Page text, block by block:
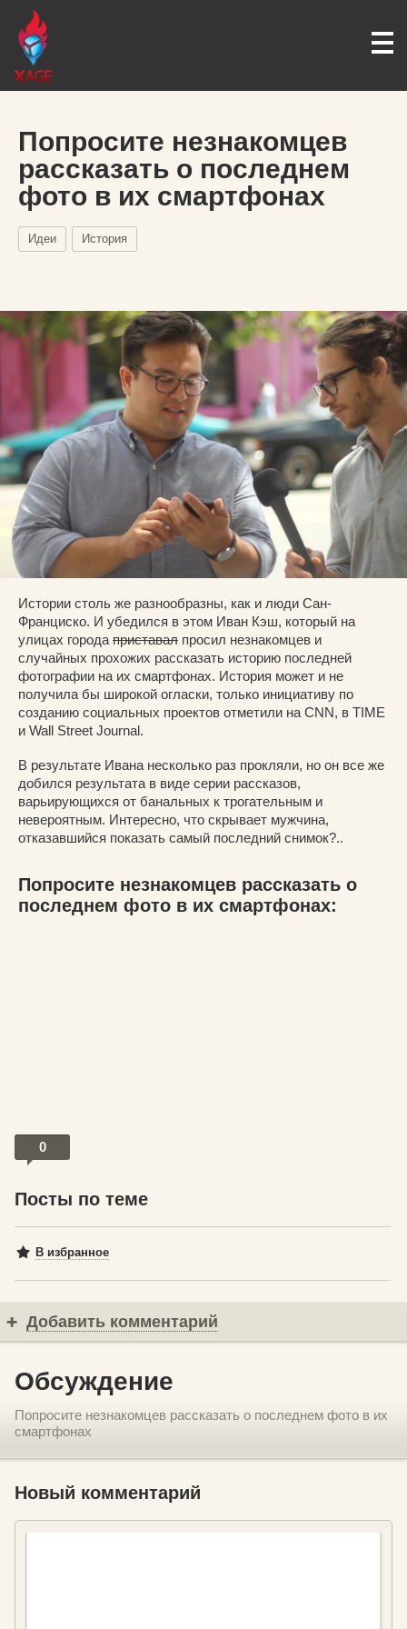
Попросите незнакомцев
рассказать о последнем
фото в их смартфонах
Идеи История
Истории столь же разнообразны, как и люди Сан-
Франциско. И убедился в этом Иван Кэш, который на
улицах города приставал просил незнакомцев и
случайных прохожих рассказать историю последней
фотографии на их смартфонах. История может и не
получила бы широкой огласки, только инициативу по
созданию социальных проектов отметили на CNN, в TIME
и Wall Street Journal.
В результате Ивана несколько раз прокляли, но он все же
добился результата в виде серии рассказов,
варьирующихся от банальных к трогательным и
невероятным. Интересно, что скрывает мужчина,
отказавшийся показать самый последний снимок?..
Попросите незнакомцев рассказать о
последнем фото в их смартфонах:
0
Посты по теме
В избранное
Добавить комментарий
Обсуждение
Попросите незнакомцев рассказать о последнем фото в их
смартфонах
Новый комментарий